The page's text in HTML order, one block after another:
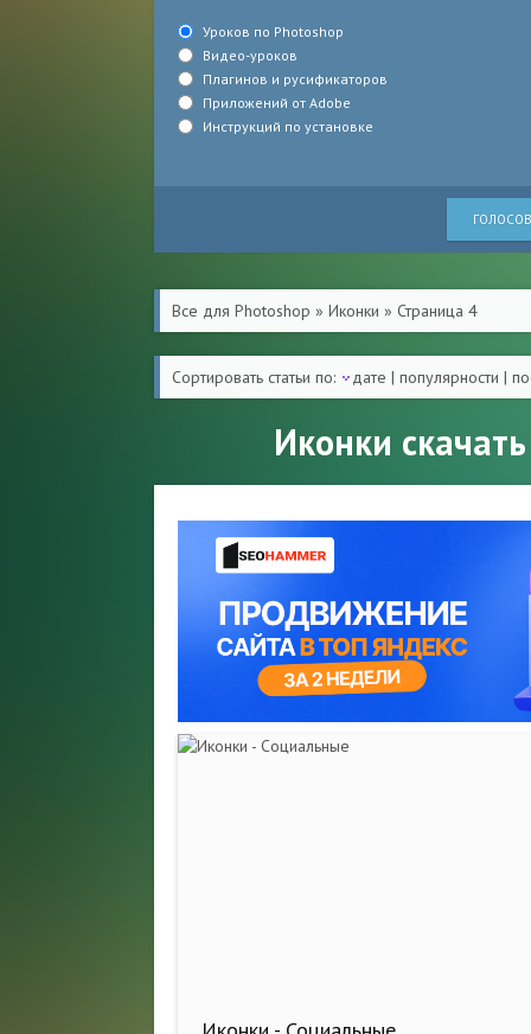
Уроков по Photoshop
Видео-уроков
Плагинов и русификаторов
Приложений от Adobe
Инструкций по установке
Все для Photoshop » Иконки » Страница 4
Сортировать статьи по: дате | популярности |
Иконки